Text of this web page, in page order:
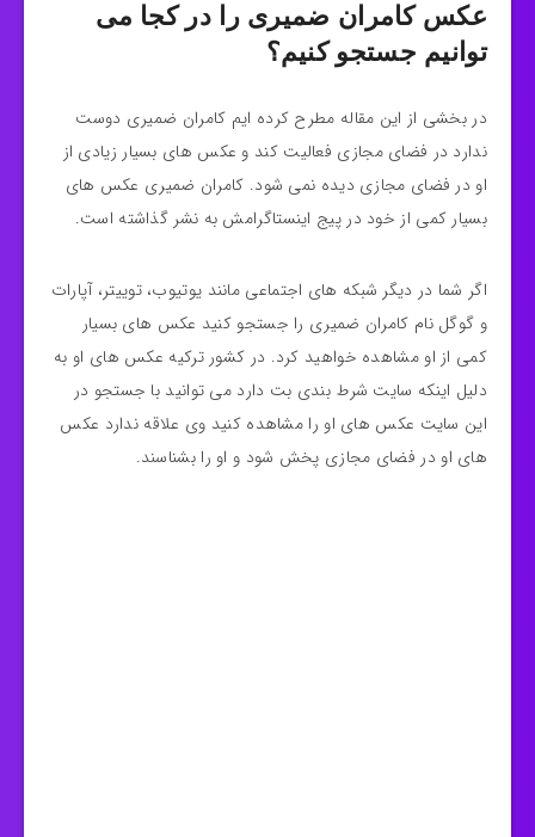
عکس کامران ضمیری را در کجا می
توانیم جستجو کنیم؟
در بخشی از این مقاله مطرح کرده ایم کامران ضمیری دوست
ندارد در فضای مجازی فعالیت کند و عکس‌ های بسیار زیادی از
او در فضای مجازی دیده نمی شود.‌ کامران ضمیری عکس های
بسیار کمی از خود در پیج اینستاگرامش به نشر گذاشته است.
اگر شما در دیگر شبکه های اجتماعی مانند یوتیوب، توییتر، آپارات
و گوگل نام کامران ضمیری را جستجو کنید عکس های بسیار
کمی از او مشاهده خواهید کرد. در کشور ترکیه عکس های او به
دلیل اینکه سایت شرط بندی بت دارد می توانید با جستجو در
این سایت عکس های او را مشاهده کنید وی علاقه ندارد عکس
های او در فضای مجازی پخش شود و او را بشناسند.